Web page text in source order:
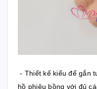
- Thiết kế kiểu đế gắn
hồ phiêu bồng với đủ